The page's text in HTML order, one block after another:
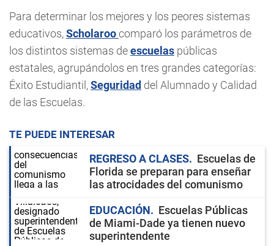
Para determinar los mejores y los peores sistemas
educativos,Scholaroocomparó los parámetros de
los distintos sistemas deescuelas públicas
estatales, agrupándolos en tres grandes categorías:
Éxito Estudiantil,Seguridad del Alumnado y Calidad
de las Escuelas.
TE PUEDE INTERESAR
REGRESO A CLASES
Escuelas de
Florida se preparan para enseñar
las atrocidades del comunismo
EDUCACIÓN
Escuelas Públicas
de Miami-Dade ya tienen nuevo
superintendente